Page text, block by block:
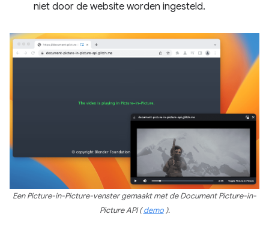
niet door de website worden ingesteld.
Een Picture-in-Picture-venster gemaakt met de Document Picture-in-
Picture API (demo).